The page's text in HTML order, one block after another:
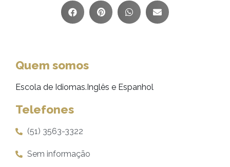
Quem somos
Escola de Idiomas.Inglês e Espanhol
Telefones
(51) 3563-3322
Sem informação